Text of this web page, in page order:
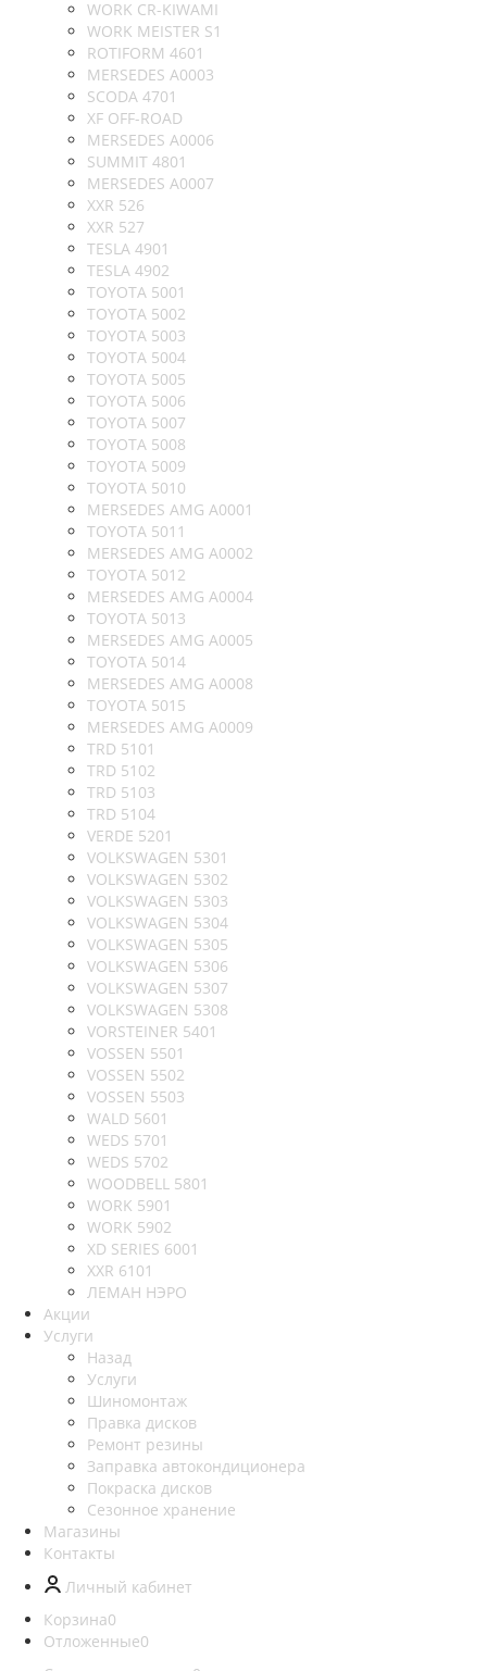
WORK CR-KIWAMI
WORK MEISTER S1
ROTIFORM 4601
MERSEDES A0003
SCODA 4701
XF OFF-ROAD
MERSEDES A0006
SUMMIT 4801
MERSEDES A0007
XXR 526
XXR 527
TESLA 4901
TESLA 4902
TOYOTA 5001
TOYOTA 5002
TOYOTA 5003
TOYOTA 5004
TOYOTA 5005
TOYOTA 5006
TOYOTA 5007
TOYOTA 5008
TOYOTA 5009
TOYOTA 5010
MERSEDES AMG A0001
TOYOTA 5011
MERSEDES AMG A0002
TOYOTA 5012
MERSEDES AMG A0004
TOYOTA 5013
MERSEDES AMG A0005
TOYOTA 5014
MERSEDES AMG A0008
TOYOTA 5015
MERSEDES AMG A0009
TRD 5101
TRD 5102
TRD 5103
TRD 5104
VERDE 5201
VOLKSWAGEN 5301
VOLKSWAGEN 5302
VOLKSWAGEN 5303
VOLKSWAGEN 5304
VOLKSWAGEN 5305
VOLKSWAGEN 5306
VOLKSWAGEN 5307
VOLKSWAGEN 5308
VORSTEINER 5401
VOSSEN 5501
VOSSEN 5502
VOSSEN 5503
WALD 5601
WEDS 5701
WEDS 5702
WOODBELL 5801
WORK 5901
WORK 5902
XD SERIES 6001
XXR 6101
ЛЕМАН НЭРО
Акции
Услуги
Назад
Услуги
Шиномонтаж
Правка дисков
Ремонт резины
Заправка автокондиционера
Покраска дисков
Сезонное хранение
Магазины
Контакты
Личный кабинет
Корзина0
Отложенные0